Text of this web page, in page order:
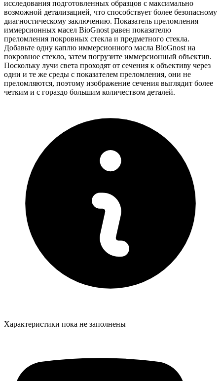
исследования подготовленных образцов с максимально
возможной детализацией, что способствует более безопасному
диагностическому заключению. Показатель преломления
иммерсионных масел BioGnost равен показателю
преломления покровных стекла и предметного стекла.
Добавьте одну каплю иммерсионного масла BioGnost на
покровное стекло, затем погрузите иммерсионный объектив.
Поскольку лучи света проходят от сечения к объективу через
одни и те же среды с показателем преломления, они не
преломляются, поэтому изображение сечения выглядит более
четким и с гораздо большим количеством деталей.
Характеристики пока не заполнены